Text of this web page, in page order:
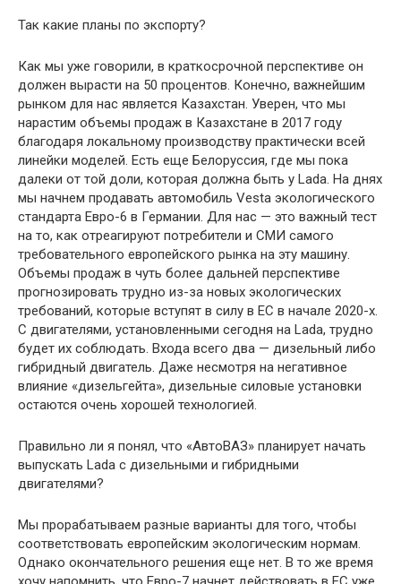
Так какие планы по экспорту?
Как мы уже говорили, в краткосрочной перспективе он
должен вырасти на 50 процентов. Конечно, важнейшим
рынком для нас является Казахстан. Уверен, что мы
нарастим объемы продаж в Казахстане в 2017 году
благодаря локальному производству практически всей
линейки моделей. Есть еще Белоруссия, где мы пока
далеки от той доли, которая должна быть у Lada. На днях
мы начнем продавать автомобиль Vesta экологического
стандарта Евро-6 в Германии. Для нас — это важный тест
на то, как отреагируют потребители и СМИ самого
требовательного европейского рынка на эту машину.
Объемы продаж в чуть более дальней перспективе
прогнозировать трудно из-за новых экологических
требований, которые вступят в силу в ЕС в начале 2020-х.
С двигателями, установленными сегодня на Lada, трудно
будет их соблюдать. Входа всего два — дизельный либо
гибридный двигатель. Даже несмотря на негативное
влияние «дизельгейта», дизельные силовые установки
остаются очень хорошей технологией.
Правильно ли я понял, что «АвтоВАЗ» планирует начать
выпускать Lada с дизельными и гибридными
двигателями?
Мы прорабатываем разные варианты для того, чтобы
соответствовать европейским экологическим нормам.
Однако окончательного решения еще нет. В то же время